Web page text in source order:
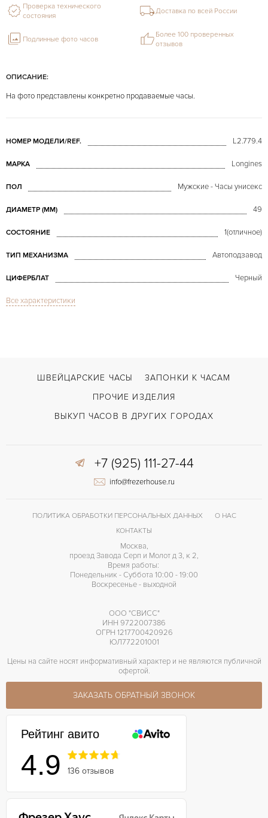
ОПИСАНИЕ:
На фото представлены конкретно продаваемые часы.
НОМЕР МОДЕЛИ/REF. L2.779.4
МАРКА Longines
ПОЛ Мужские - Часы унисекс
ДИАМЕТР (MM) 49
СОСТОЯНИЕ 1(отличное)
ТИП МЕХАНИЗМА Автоподзавод
ЦИФЕРБЛАТ Черный
СТЕКЛО
ВОЗМОЖНОСТИ ДОСТАВКИ С документами, С футляром
Застежка с помощью шипа
Все характеристики
Проверка технического
состояния
Доставка по всей России
Подлинные фото часов
Более 100 проверенных
отзывов
ШВЕЙЦАРСКИЕ ЧАСЫ
ЗАПОНКИ К ЧАСАМ
ПРОЧИЕ ИЗДЕЛИЯ
ВЫКУП ЧАСОВ В ДРУГИХ ГОРОДАХ
+7 (925) 111-27-44
info@frezerhouse.ru
ПОЛИТИКА ОБРАБОТКИ ПЕРСОНАЛЬНЫХ ДАННЫХ
О НАС
КОНТАКТЫ
Москва,
проезд Завода Серп и Молот д 3, к 2,
Время работы:
Понедельник - Суббота 10:00 - 19:00
Воскресенье - выходной
ООО "СВИСС"
ИНН 9722007386
ОГРН 1217700420926
ЮЛ772201001
Цены на сайте носят информативный характер и не являются публичной
офертой.
ЗАКАЗАТЬ ОБРАТНЫЙ ЗВОНОК
Рейтинг авито
4.9 136 отзывов